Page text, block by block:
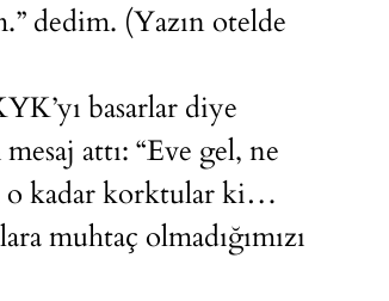
dedim. (Yazın otelde
basarlar diye
attı: “Eve gel, ne
o kadar korktular ki…
muhtaç olmadığımızı